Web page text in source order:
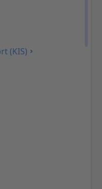
(KIS)